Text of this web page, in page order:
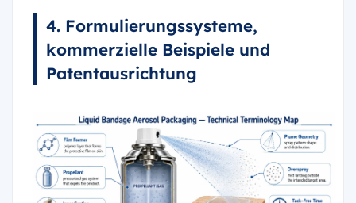
4. Formulierungssysteme,
kommerzielle Beispiele und
Patentausrichtung